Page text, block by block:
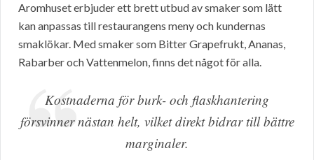
Aromhuset erbjuder ett brett utbud av smaker som lätt
kan anpassas till restaurangens meny och kundernas
smaklökar. Med smaker som Bitter Grapefrukt, Ananas,
Rabarber och Vattenmelon, finns det något för alla.
Kostnaderna för burk- och flaskhantering
försvinner nästan helt, vilket direkt bidrar till bättre
marginaler.